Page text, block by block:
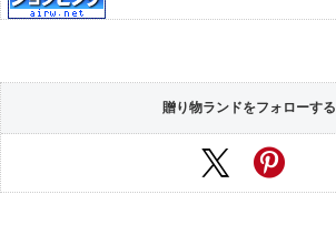
贈り物ランドをフォローする